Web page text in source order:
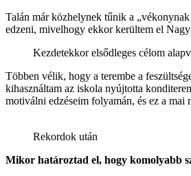
Talán már közhelynek tűnik a
edzeni, mivelhogy ekkor kerültem el
Kezdetekkor elsődleges célom
Többen vélik, hogy a terembe a
kihasználtam az iskola nyújtotta
motiválni edzéseim folyamán, és ez a mai
Rekordok után
Mikor határoztad el, hogy komolyabb